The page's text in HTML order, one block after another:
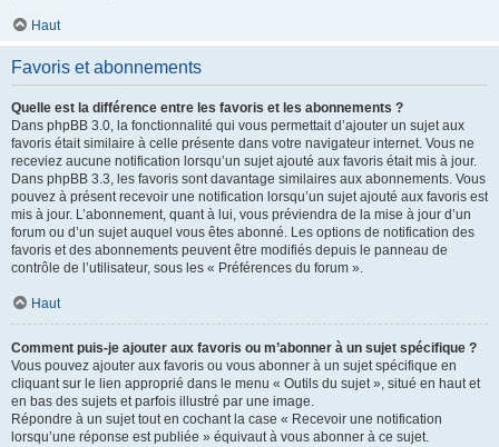
Haut
Favoris et abonnements
Quelle est la différence entre les favoris et les abonnements ?
Dans phpBB 3.0, la fonctionnalité qui vous permettait d’ajouter un sujet aux
favoris était similaire à celle présente dans votre navigateur internet. Vous ne
receviez aucune notification lorsqu’un sujet ajouté aux favoris était mis à jour.
Dans phpBB 3.3, les favoris sont davantage similaires aux abonnements. Vous
pouvez à présent recevoir une notification lorsqu’un sujet ajouté aux favoris est
mis à jour. L’abonnement, quant à lui, vous préviendra de la mise à jour d’un
forum ou d’un sujet auquel vous êtes abonné. Les options de notification des
favoris et des abonnements peuvent être modifiés depuis le panneau de
contrôle de l’utilisateur, sous les « Préférences du forum ».
Haut
Comment puis-je ajouter aux favoris ou m’abonner à un sujet spécifique ?
Vous pouvez ajouter aux favoris ou vous abonner à un sujet spécifique en
cliquant sur le lien approprié dans le menu « Outils du sujet », situé en haut et
en bas des sujets et parfois illustré par une image.
Répondre à un sujet tout en cochant la case « Recevoir une notification
lorsqu’une réponse est publiée » équivaut à vous abonner à ce sujet.